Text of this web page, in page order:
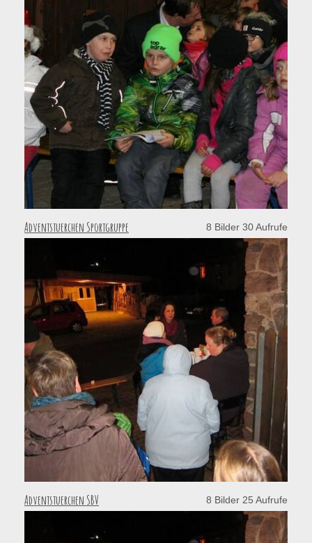
Adventstuerchen Sportgruppe 8 Bilder 30 Aufrufe
Adventstuerchen SBV 8 Bilder 25 Aufrufe